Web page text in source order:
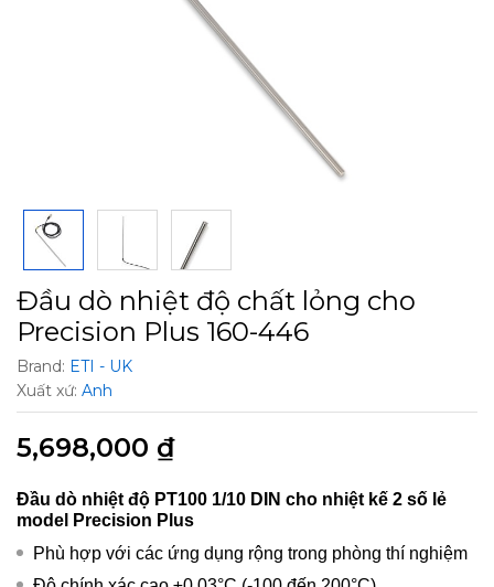
Đầu dò nhiệt độ chất lỏng cho
Precision Plus 160-446
Brand: ETI - UK
Xuất xứ: Anh
5,698,000 ₫
Đầu dò nhiệt độ PT100 1/10 DIN cho nhiệt kế 2 số lẻ
model Precision Plus
Phù hợp với các ứng dụng rộng trong phòng thí nghiệm